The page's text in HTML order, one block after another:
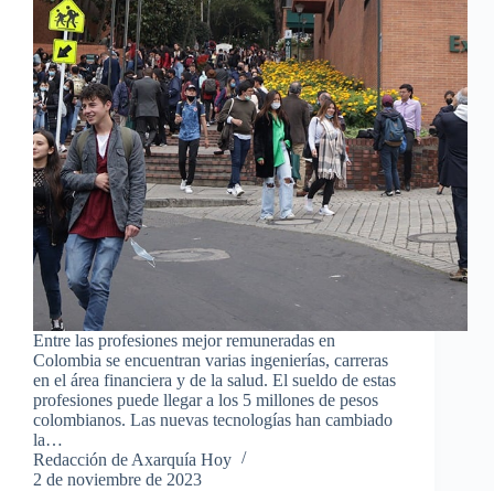
Entre las profesiones mejor remuneradas en
Colombia se encuentran varias ingenierías, carreras
en el área financiera y de la salud. El sueldo de estas
profesiones puede llegar a los 5 millones de pesos
colombianos. Las nuevas tecnologías han cambiado
la…
Redacción de Axarquía Hoy
2 de noviembre de 2023